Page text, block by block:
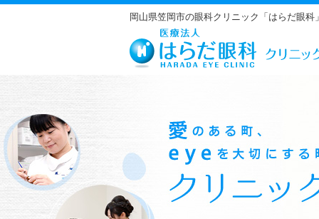
岡山県笠岡市の眼科クリニック「はらだ眼